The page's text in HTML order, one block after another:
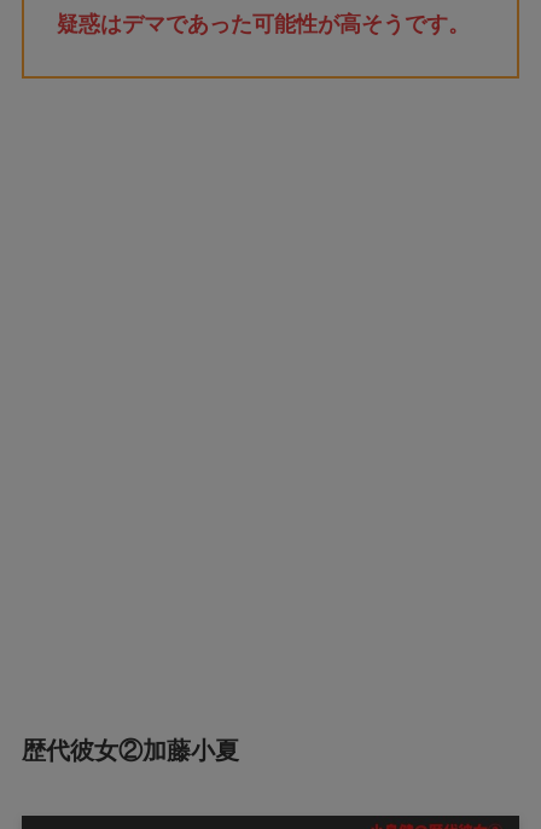
疑惑はデマであった可能性が高そうです。
歴代彼女②加藤小夏